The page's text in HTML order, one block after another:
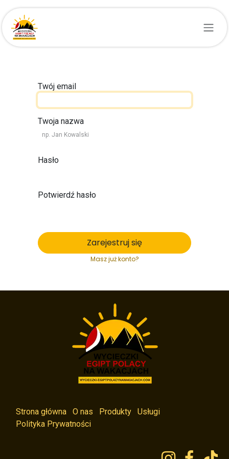
Przejdź do zawartości
Twój email
Twoja nazwa
Hasło
Potwierdź hasło
Zarejestruj się
Masz już konto?
Strona główna O nas Produkty
Usługi
Polityka Prywatności